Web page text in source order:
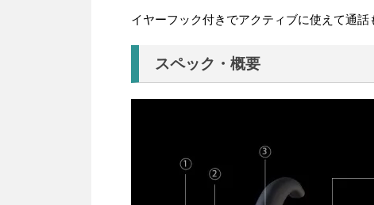
イヤーフック付きでアクティブに使えて通話
スペック・概要